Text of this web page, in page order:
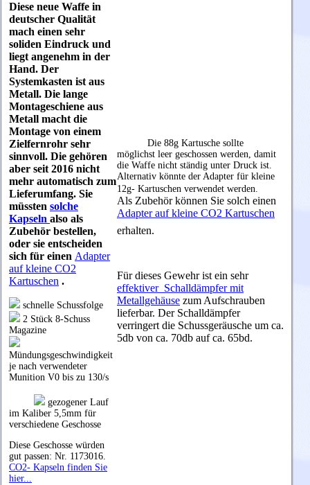
Diese neue Waffe in
deutscher Qualität
mach einen sehr
soliden Eindruck und
liegt angenehm in der
Hand. Der
Systemkasten ist aus
Metall. Die lange
Montageschiene aus
Metall macht die
Montage von einem
Zielfernrohr sehr
sinnvoll. Die gehören
aber seit 2016 nicht
mehr automatisch zum
Lieferumfang. Sie
müssten solche
Kapseln also als
Zubehör bestellen,
oder sie entscheiden
sich für einen Adapter
auf kleine CO2
Kartuschen .
schnelle Schussfolge
2 Stück 8-Schuss
Magazine
Mündungsgeschwindigkeit
je nach verwendeter
Munition V0 bis zu 130/s
gezogener Lauf
im Kaliber 5,5mm für
verschiedene Geschosse
Diese Geschosse würden
gut passen: Nr. 1173016.
CO2- Kapseln finden Sie
hier...
Die 88g Kartusche sollte
möglichst leer geschossen werden, damit
die Waffe nicht ständig unter Druck ist.
Alternativ könnte der Adapter für kleine
12g- Kartuschen verwendet werden.
Als Zubehör können Sie solch einen
Adapter auf kleine CO2 Kartuschen
erhalten.
Für dieses Gewehr ist ein sehr
effektiver Schalldämpfer mit
Metallgehäuse zum Aufschrauben
lieferbar. Der Schalldämpfer
verringert die Schussgeräusche um ca.
5db von ca. 70db auf ca. 65bd.